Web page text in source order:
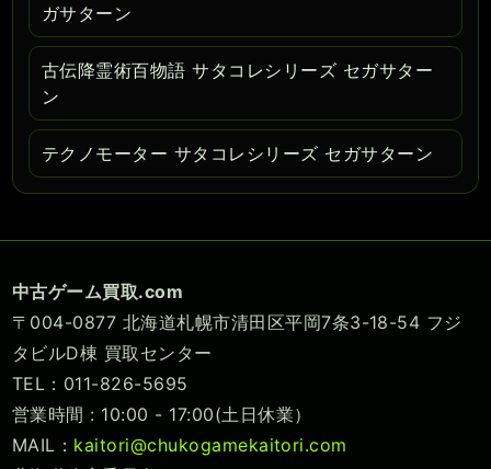
ガサターン
古伝降霊術百物語 サタコレシリーズ セガサター
ン
テクノモーター サタコレシリーズ セガサターン
中古ゲーム買取.com
〒004-0877 北海道札幌市清田区平岡7条3-18-54 フジ
タビルD棟 買取センター
TEL：011-826-5695
営業時間 : 10:00 - 17:00(土日休業）
MAIL： kaitori@chukogamekaitori.com